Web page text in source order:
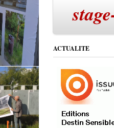
ACTUALITE